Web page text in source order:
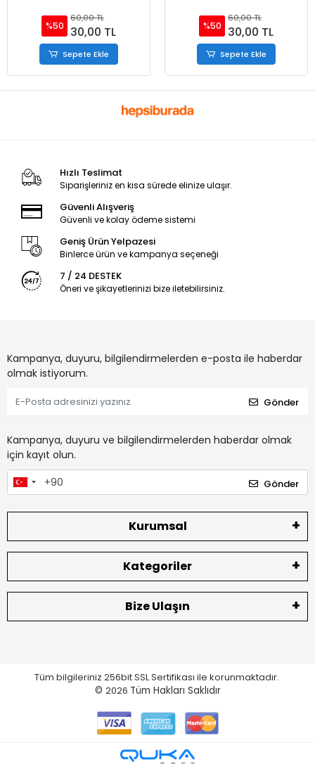
%50
60,00 TL
30,00 TL
Sepete Ekle
%50
60,00 TL
30,00 TL
Sepete Ekle
Hızlı Teslimat
Siparişleriniz en kısa sürede elinize ulaşır.
Güvenli Alışveriş
Güvenli ve kolay ödeme sistemi
Geniş Ürün Yelpazesi
Binlerce ürün ve kampanya seçeneği
7 / 24 DESTEK
Öneri ve şikayetlerinizi bize iletebilirsiniz.
Kampanya, duyuru, bilgilendirmelerden e-posta ile haberdar
olmak istiyorum.
Gönder
Kampanya, duyuru ve bilgilendirmelerden haberdar olmak
için kayıt olun.
Gönder
Kurumsal
Kategoriler
Bize Ulaşın
Tüm bilgileriniz 256bit SSL Sertifikası ile korunmaktadır.
© 2026 Tüm Hakları Saklıdır